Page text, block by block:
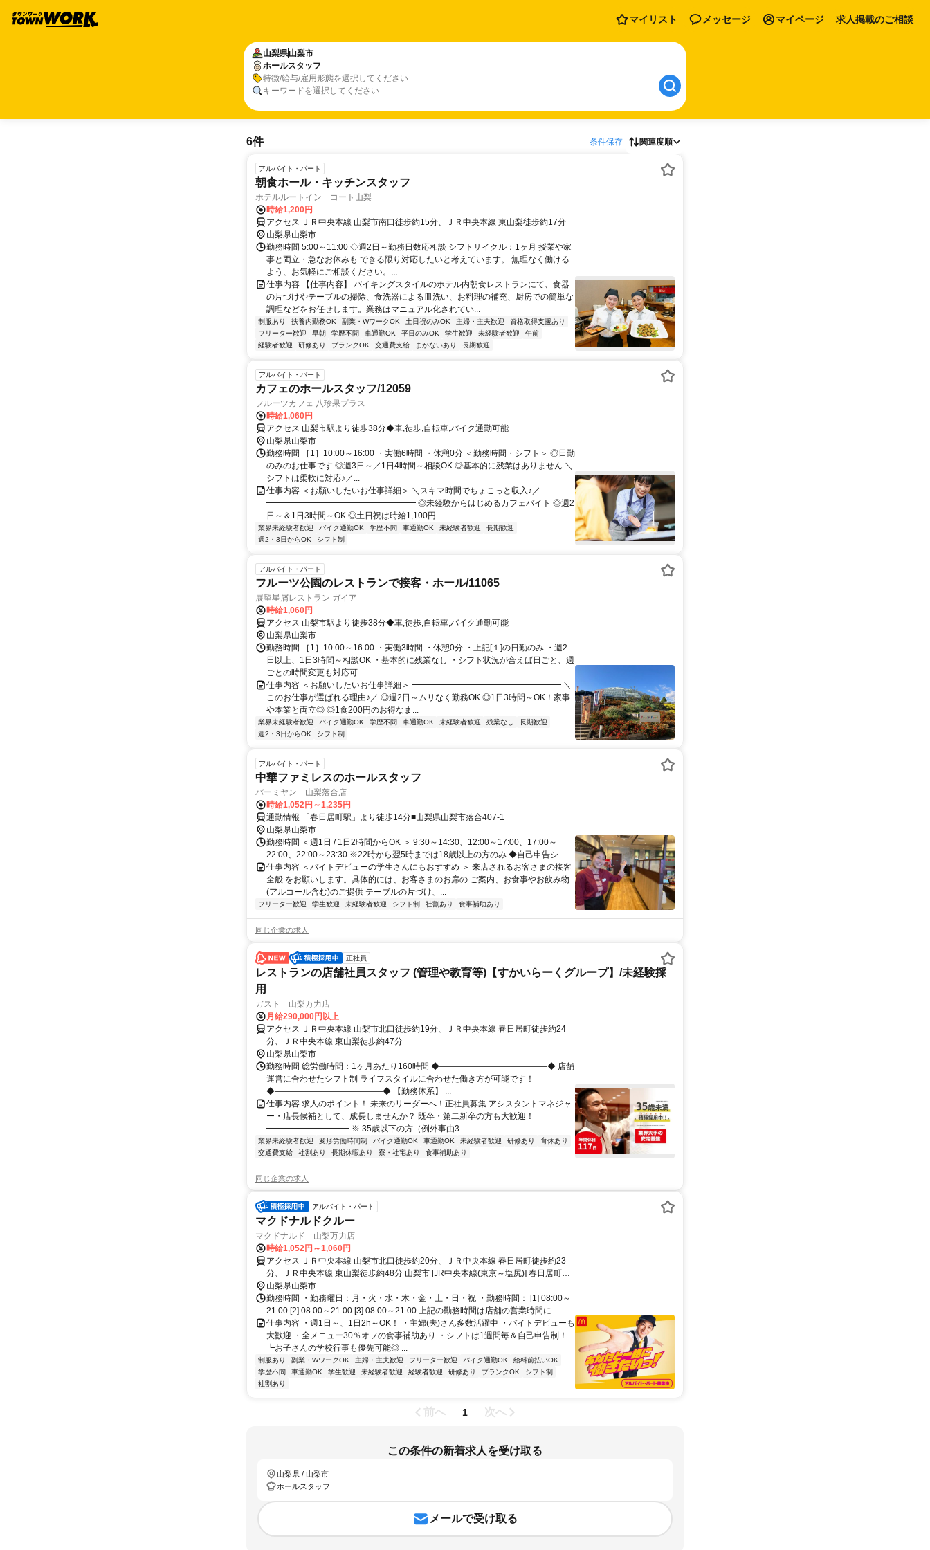
マイリスト メッセージ マイページ 求人掲載のご相談
山梨県山梨市
ホールスタッフ
特徴/給与/雇用形態を選択してください
キーワードを選択してください
6件 条件保存 関連度順
アルバイト・パート
朝食ホール・キッチンスタッフ
ホテルルートイン コート山梨
時給1,200円
アクセス ＪＲ中央本線 山梨市南口徒歩約15分、ＪＲ中央本線 東山梨徒歩約17分
山梨県山梨市
勤務時間 5:00～11:00 ◇週2日～勤務日数応相談 シフトサイクル：1ヶ月 授業や家
事と両立・急なお休みも できる限り対応したいと考えています。 無理なく働ける
よう、お気軽にご相談ください。...
仕事内容 【仕事内容】 バイキングスタイルのホテル内朝食レストランにて、食器
の片づけやテーブルの掃除、食洗器による皿洗い、お料理の補充、厨房での簡単な
調理などをお任せします。業務はマニュアル化されてい...
制服あり 扶養内勤務OK 副業・WワークOK 土日祝のみOK 主婦・主夫歓迎
資格取得支援あり
フリーター歓迎
早朝 学歴不問 車通勤OK 平日のみOK 学生歓迎 未経験者歓迎
午前
経験者歓迎
研修あり ブランクOK 交通費支給 まかないあり 長期歓迎
アルバイト・パート
カフェのホールスタッフ/12059
フルーツカフェ 八珍果プラス
時給1,060円
アクセス 山梨市駅より徒歩38分◆車,徒歩,自転車,バイク通勤可能
山梨県山梨市
勤務時間 ［1］10:00～16:00 ・実働6時間 ・休憩0分 ＜勤務時間・シフト＞ ◎日勤
のみのお仕事です ◎週3日～／1日4時間～相談OK ◎基本的に残業はありません ＼
シフトは柔軟に対応♪／...
仕事内容 ＜お願いしたいお仕事詳細＞ ＼スキマ時間でちょこっと収入♪／
━━━━━━━━━━━━━━━━━━ ◎未経験からはじめるカフェバイト ◎週2
日～＆1日3時間～OK ◎土日祝は時給1,100円...
業界未経験者歓迎 バイク通勤OK 学歴不問 車通勤OK 未経験者歓迎
長期歓迎
週2・3日からOK
シフト制
アルバイト・パート
フルーツ公園のレストランで接客・ホール/11065
展望星屑レストラン ガイア
時給1,060円
アクセス 山梨市駅より徒歩38分◆車,徒歩,自転車,バイク通勤可能
山梨県山梨市
勤務時間 ［1］10:00～16:00 ・実働3時間 ・休憩0分 ・上記[１]の日勤のみ ・週2
日以上、1日3時間～相談OK ・基本的に残業なし ・シフト状況が合えば日ごと、週
ごとの時間変更も対応可 ...
仕事内容 ＜お願いしたいお仕事詳細＞ ━━━━━━━━━━━━━━━━━━ ＼
このお仕事が選ばれる理由♪／ ◎週2日～ムリなく勤務OK ◎1日3時間～OK！家事
や本業と両立◎ ◎1食200円のお得なま...
業界未経験者歓迎 バイク通勤OK 学歴不問 車通勤OK 未経験者歓迎 残業なし
長期歓迎
週2・3日からOK
シフト制
アルバイト・パート
中華ファミレスのホールスタッフ
バーミヤン 山梨落合店
時給1,052円～1,235円
通勤情報 「春日居町駅」より徒歩14分■山梨県山梨市落合407-1
山梨県山梨市
勤務時間 ＜週1日 / 1日2時間からOK ＞ 9:30～14:30、12:00～17:00、17:00～
22:00、22:00～23:30 ※22時から翌5時までは18歳以上の方のみ ◆自己申告シ...
仕事内容 ＜バイトデビューの学生さんにもおすすめ ＞ 来店されるお客さまの接客
全般 をお願いします。具体的には、お客さまのお席の ご案内、お食事やお飲み物
(アルコール含む)のご提供 テーブルの片づけ、...
フリーター歓迎 学生歓迎 未経験者歓迎 シフト制 社割あり 食事補助あり
同じ企業の求人
正社員
レストランの店舗社員スタッフ (管理や教育等)【すかいらーくグループ】/未経験採
用
ガスト 山梨万力店
月給290,000円以上
アクセス ＪＲ中央本線 山梨市北口徒歩約19分、ＪＲ中央本線 春日居町徒歩約24
分、ＪＲ中央本線 東山梨徒歩約47分
山梨県山梨市
勤務時間 総労働時間：1ヶ月あたり160時間 ◆―――――――――――――◆ 店舗
運営に合わせたシフト制 ライフスタイルに合わせた働き方が可能です！
◆―――――――――――――◆ 【勤務体系】 ...
仕事内容 求人のポイント！ 未来のリーダーへ！正社員募集 アシスタントマネジャ
ー・店長候補として、成長しませんか？ 既卒・第二新卒の方も大歓迎！
━━━━━━━━━━ ※ 35歳以下の方（例外事由3...
業界未経験者歓迎 変形労働時間制 バイク通勤OK 車通勤OK 未経験者歓迎 研修あり
育休あり
交通費支給
社割あり 長期休暇あり 寮・社宅あり 食事補助あり
同じ企業の求人
アルバイト・パート
マクドナルドクルー
マクドナルド 山梨万力店
時給1,052円～1,060円
アクセス ＪＲ中央本線 山梨市北口徒歩約20分、ＪＲ中央本線 春日居町徒歩約23
分、ＪＲ中央本線 東山梨徒歩約48分 山梨市 [JR中央本線(東京～塩尻)] 春日居町
[JR中央本線(東京～塩尻)] 東山梨 [JR中央本線(東京～塩尻)] 石和温泉 [JR中央本線
(東京～塩尻)] 塩山 [JR中央本線(東京～塩尻)]
山梨県山梨市
勤務時間 ・勤務曜日：月・火・水・木・金・土・日・祝 ・勤務時間： [1] 08:00～
21:00 [2] 08:00～21:00 [3] 08:00～21:00 上記の勤務時間は店舗の営業時間に...
仕事内容 ・週1日～、1日2h～OK！ ・主婦(夫)さん多数活躍中 ・バイトデビューも
大歓迎 ・全メニュー30％オフの食事補助あり ・シフトは1週間毎＆自己申告制！
┗お子さんの学校行事も優先可能◎ ...
制服あり 副業・WワークOK 主婦・主夫歓迎 フリーター歓迎 バイク通勤OK
給料前払いOK
学歴不問
車通勤OK 学生歓迎 未経験者歓迎 経験者歓迎 研修あり ブランクOK
シフト制
社割あり
前へ 1 次へ
この条件の新着求人を受け取る
山梨県 / 山梨市
ホールスタッフ
メールで受け取る